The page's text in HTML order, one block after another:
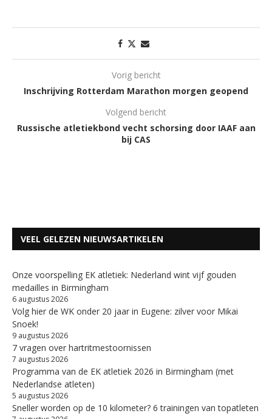
Vorig bericht
Inschrijving Rotterdam Marathon morgen geopend
Volgend bericht
Russische atletiekbond vecht schorsing door IAAF aan
bij CAS
VEEL GELEZEN NIEUWSARTIKELEN
Onze voorspelling EK atletiek: Nederland wint vijf gouden
medailles in Birmingham
6 augustus 2026
Volg hier de WK onder 20 jaar in Eugene: zilver voor Mikai
Snoek!
9 augustus 2026
7 vragen over hartritmestoornissen
7 augustus 2026
Programma van de EK atletiek 2026 in Birmingham (met
Nederlandse atleten)
5 augustus 2026
Sneller worden op de 10 kilometer? 6 trainingen van topatleten